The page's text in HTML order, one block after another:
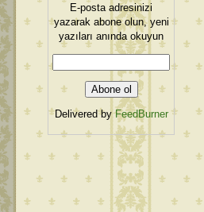
E-posta adresinizi
yazarak abone olun, yeni
yazıları anında okuyun
Delivered byFeedBurner